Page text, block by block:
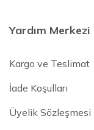
Yardım Merkezi
Kargo ve Teslimat
İade Koşulları
Üyelik Sözleşmesi